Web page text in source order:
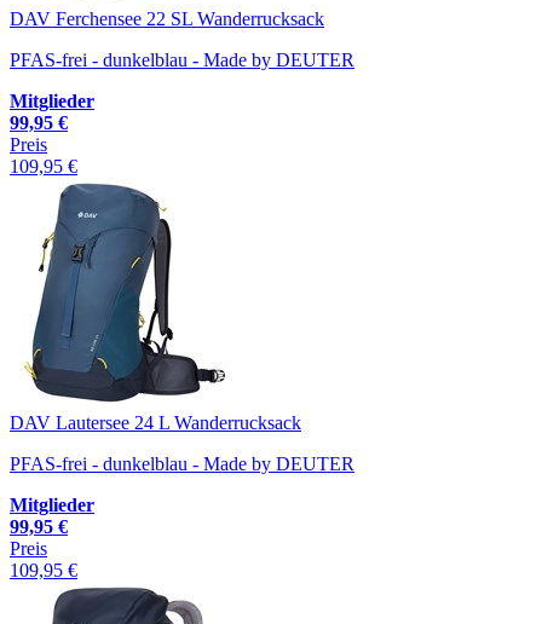
DAV Ferchensee 22 SL Wanderrucksack
PFAS-frei - dunkelblau - Made by DEUTER
Mitglieder
99,95 €
Preis
109,95 €
DAV Lautersee 24 L Wanderrucksack
PFAS-frei - dunkelblau - Made by DEUTER
Mitglieder
99,95 €
Preis
109,95 €